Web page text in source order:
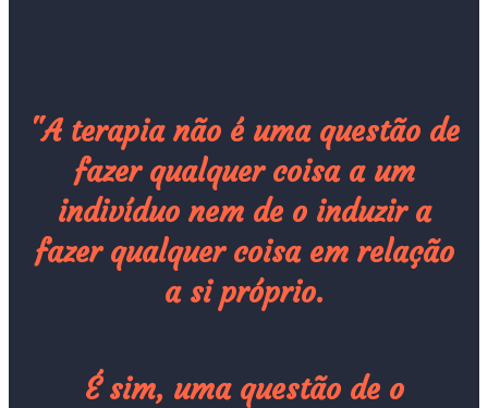
"A terapia não é uma questão de
fazer qualquer coisa a um
indivíduo nem de o induzir a
fazer qualquer coisa em relação
a si próprio.
É sim, uma questão de o